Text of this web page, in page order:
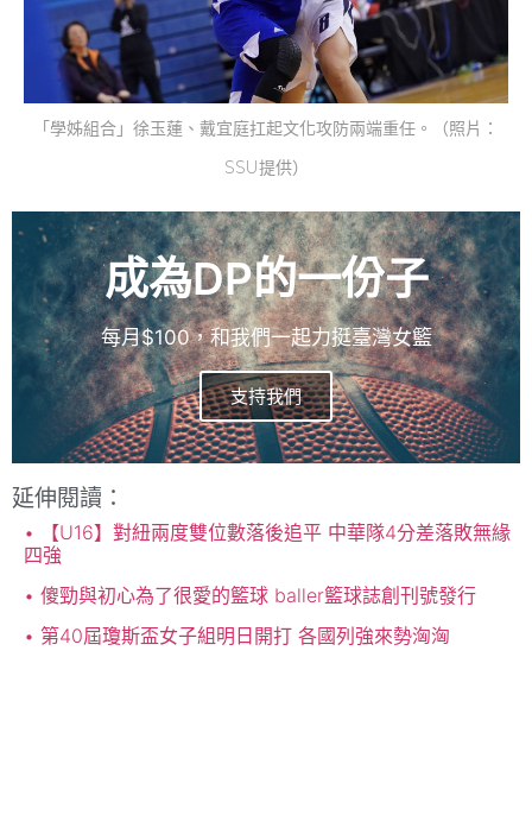
「學姊組合」徐玉蓮、戴宜庭扛起文化攻防兩端重任。（照片：
SSU提供）
成為DP的一份子
每月$100，和我們一起力挺臺灣女籃
支持我們
延伸閱讀：
【U16】對紐兩度雙位數落後追平 中華隊4分差落敗無緣
四強
傻勁與初心為了很愛的籃球 baller籃球誌創刊號發行
第40屆瓊斯盃女子組明日開打 各國列強來勢洶洶